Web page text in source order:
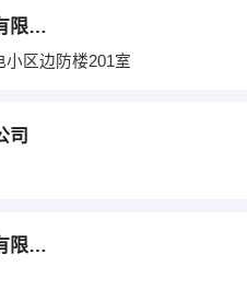
丹东康达兴玉工贸有限工司
区边防楼201室
司
丹东铁安电子工程有限公司